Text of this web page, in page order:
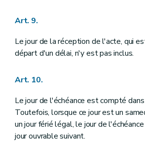
Art. 251
Art. 252
Art. 255
Section 2 De l'octroi de subventions aux communes pour l'élaboration d'un
Art. 256 à 259
Section 3 Des modalités d'entrée et de sortie
Art. 259/1
Art. 9.
Le jour de la réception de l'acte, qui
départ d'un délai, n'y est pas inclus.
Art. 10.
Le jour de l'échéance est compté
Toutefois, lorsque ce jour est un
un jour férié légal, le jour de
jour ouvrable suivant.